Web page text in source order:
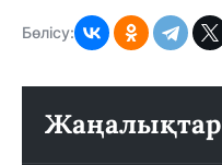
Бөлісу:
Жаңалықтар